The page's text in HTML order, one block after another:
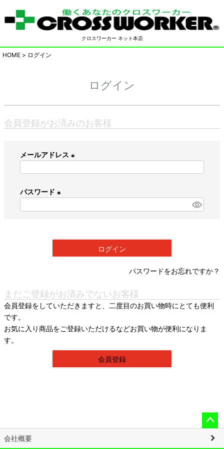
クロスワーカー ネット本店
HOME ログイン
ログイン
会員登録がお済みのお客様
メールアドレス
パスワード
)
ログイン
パスワードをお忘れですか？
まだご登録がお済みでないお客様
会員登録をしていただきますと、二度目のお買い物時にとても便利
です。
お気に入り商品をご登録いただけるなどお買い物が便利になりま
す。
会員登録
ペー
ジト
会社概要